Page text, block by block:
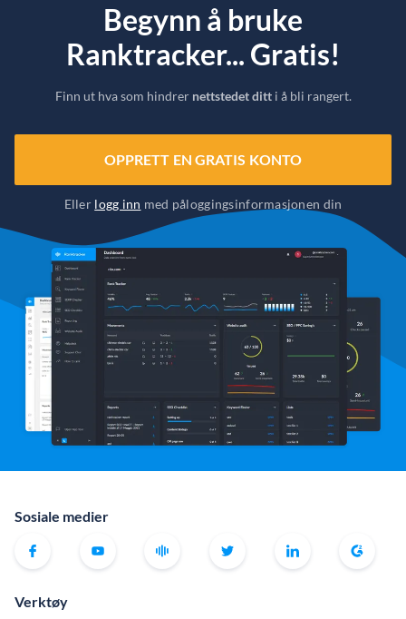
Begynn å bruke
Ranktracker... Gratis!
Finn ut hva som hindrer nettstedet ditti å bli rangert.
OPPRETT EN GRATIS KONTO
Eller logg inn med påloggingsinformasjonen din
Sosiale medier
Verktøy